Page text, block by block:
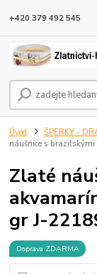
+420 379 492 545
Úvod ŠPERKY -
náušnice s
Zlaté
gr J-
Doprava ZDARMA